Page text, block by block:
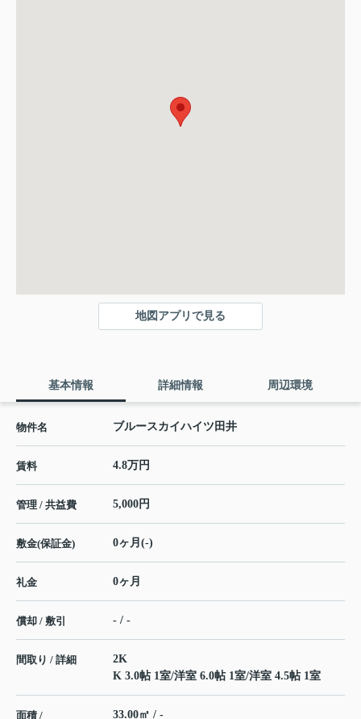
地図アプリで見る
基本情報 詳細情報 周辺環境
物件名 ブルースカイハイツ田井
賃料 4.8万円
管理 / 共益費 5,000円
敷金(保証金) 0ヶ月(-)
礼金 0ヶ月
償却 / 敷引 - / -
間取り / 詳細
2K
K 3.0帖 1室/洋室 6.0帖 1室/洋室 4.5帖 1室
面積 / 33.00㎡ / -